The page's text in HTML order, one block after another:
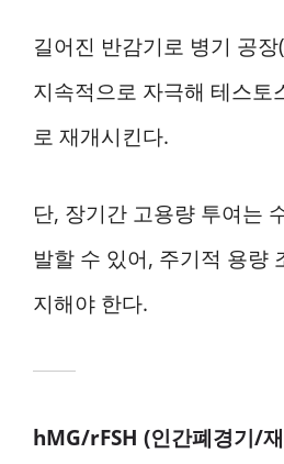
길어진 반감기로 병기 공
지속적으로 자극해 테스토
로 재개시킨다.
단, 장기간 고용량 투여는
발할 수 있어, 주기적 용량
지해야 한다.
hMG/rFSH (인간폐경기/